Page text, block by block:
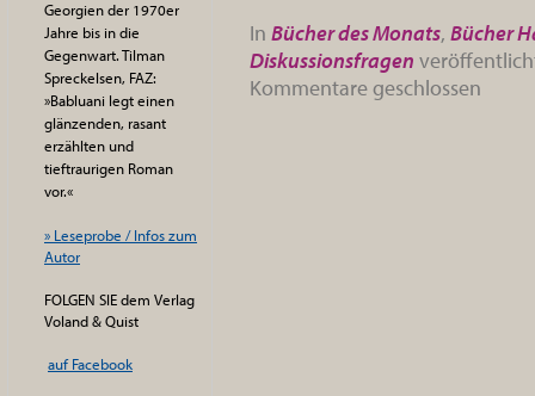
In Bücher des Monats, Bücher
Diskussionsfragen
Kommentare geschlossen
Georgien der 1970er
Jahre bis in die
Gegenwart. Tilman
Spreckelsen, FAZ:
»Babluani legt einen
glänzenden, rasant
erzählten und
tieftraurigen Roman
vor.«
» Leseprobe / Infos zum
Autor
FOLGEN SIE dem Verlag
Voland & Quist
auf Facebook